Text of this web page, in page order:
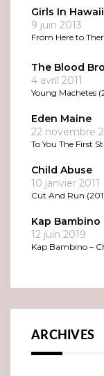
Girls In Hawaii
9 juin 2013
From Here to
The Blood
4 avril 2011
Young Machetes
Eden Maine
22 novembre
To You The First
Child Abuse
10 janvier 2011
Cut And Run
Kap Bambino
12 juin 2019
Kap Bambino –
ARCHIVES